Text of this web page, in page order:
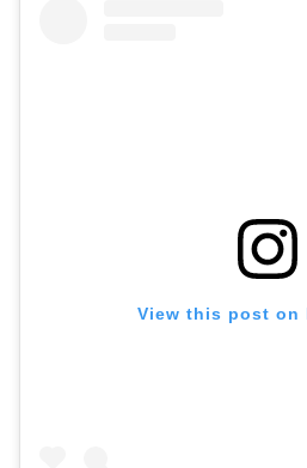
View this post on